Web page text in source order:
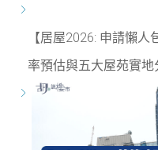
【居屋2026: 申請懶
率預估與五大屋苑實地